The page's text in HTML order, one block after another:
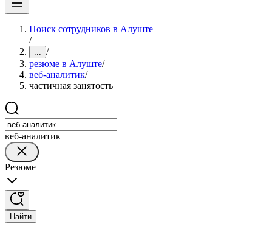
Поиск сотрудников в Алуште
/
... /
резюме в Алуште/
веб-аналитик/
частичная занятость
веб-аналитик
Резюме
Найти